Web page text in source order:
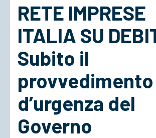
Cosa Facciamo
ACCEDI
RETE IMPRESE
ITALIA SU
Subito il
provvedimento
d’urgenza del
Governo